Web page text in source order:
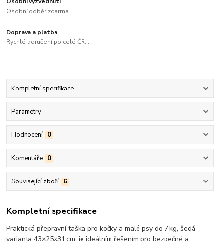
Osobní odběr zdarma...
Doprava a platba
Rychlé doručení po celé ČR...
Kompletní specifikace
Parametry
Hodnocení 0
Komentáře 0
Související zboží 6
Kompletní specifikace
Praktická přepravní taška pro kočky a malé psy do 7 kg, šedá
varianta 43×25×31 cm, je ideálním řešením pro bezpečné a